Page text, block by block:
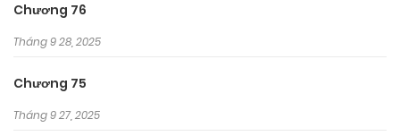
Chương 76
Tháng 9 28, 2025
Chương 75
Tháng 9 27, 2025